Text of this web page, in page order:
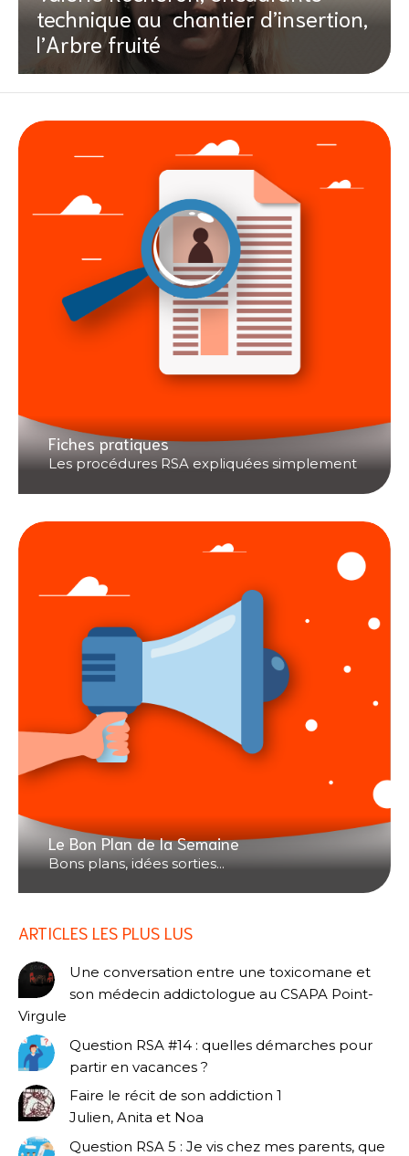
technique au chantier d’insertion,
l’Arbre fruité
Fiches pratiques
Les procédures RSA expliquées simplement
Le Bon Plan de la Semaine
Bons plans, idées sorties...
ARTICLES LES PLUS LUS
Une conversation entre une toxicomane et
son médecin addictologue au CSAPA Point-
Virgule
Question RSA #14 : quelles démarches pour
partir en vacances ?
Faire le récit de son addiction 1
Julien, Anita et Noa
Question RSA 5 : Je vis chez mes parents, que